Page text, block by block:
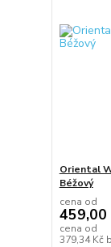
Oriental
Béžový
cena od
459,00
cena od
379,34 Kč